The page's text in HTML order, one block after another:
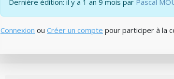
Dernière édition: il y a 1 an 9 mois par Pascal
Connexion ou Créer un compte pour participer à la